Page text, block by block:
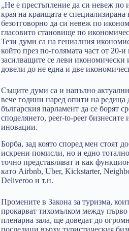
„Не е престъпление да си невеж по
края на краищата е специализирана
безотговорно да си невеж по
гласовито становище по
Тези думи са на гениалния
който през по-голямата част от 20-и
засилващите се леви
довели до не една и две
Същите думи са и напълно
вече години наред опити на редица
българския парламент да се борят
споделянето, peer-to-peer бизнесите
иновации.
Борба, зад която според мен стоят
искрени помисли, но и едно
точно представляват и как
като Airbnb, Uber, Kickstarter,
Deliveroo и т.н.
Промените в Закона за туризма,
прокарват тихомълком между първо
пленарна зала, ще доведат до
последици върху туристическия